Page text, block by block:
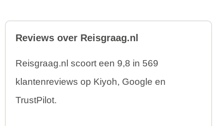
Reviews over Reisgraag.nl
Reisgraag.nl scoort een 9,8 in 569
klantenreviews op Kiyoh, Google en
TrustPilot.